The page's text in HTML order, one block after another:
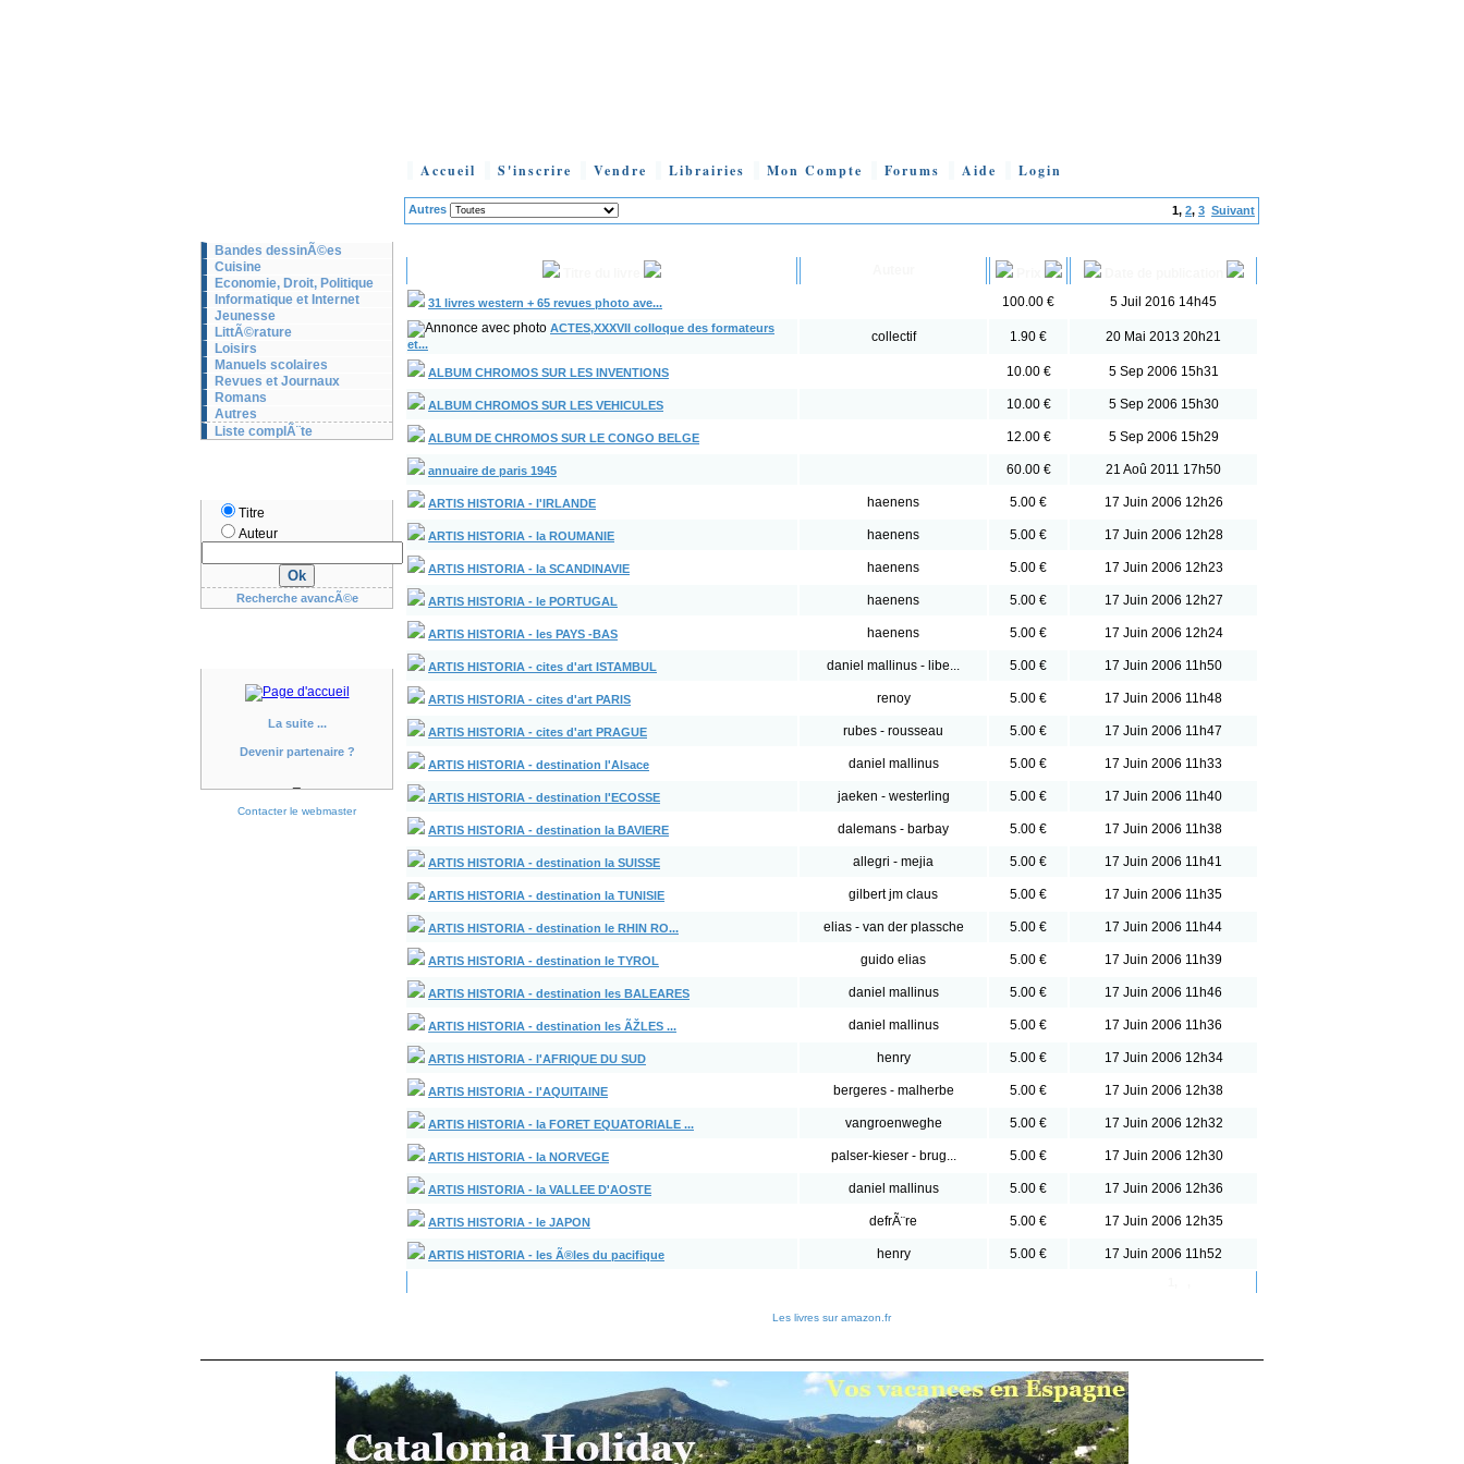
Accueil S'inscrire Vendre Librairies Mon Compte Forums Aide Login
Bandes dessinÃ©es
Cuisine
Economie, Droit, Politique
Informatique et Internet
Jeunesse
LittÃ©rature
Loisirs
Manuels scolaires
Revues et Journaux
Romans
Autres
Liste complÃ¨te
Titre
Auteur
Recherche avancÃ©e
La suite ...
Devenir partenaire ?
Contacter le webmaster
Autres 1, 2, 3 Suivant
Prix Date de publication
31 livres western + 65 revues photo ave... 100.00 € 5 Juil 2016 14h45
ACTES,XXXVII colloque des formateurs
et...
collectif 1.90 € 20 Mai 2013 20h21
ALBUM CHROMOS SUR LES INVENTIONS 10.00 € 5 Sep 2006 15h31
ALBUM CHROMOS SUR LES VEHICULES 10.00 € 5 Sep 2006 15h30
ALBUM DE CHROMOS SUR LE CONGO BELGE 12.00 € 5 Sep 2006 15h29
annuaire de paris 1945 60.00 € 21 Aoû 2011 17h50
ARTIS HISTORIA - l'IRLANDE haenens 5.00 € 17 Juin 2006 12h26
ARTIS HISTORIA - la ROUMANIE haenens 5.00 € 17 Juin 2006 12h28
ARTIS HISTORIA - la SCANDINAVIE haenens 5.00 € 17 Juin 2006 12h23
ARTIS HISTORIA - le PORTUGAL haenens 5.00 € 17 Juin 2006 12h27
ARTIS HISTORIA - les PAYS -BAS haenens 5.00 € 17 Juin 2006 12h24
ARTIS HISTORIA - cites d'art ISTAMBUL daniel mallinus - libe... 5.00 € 17 Juin 2006 11h50
ARTIS HISTORIA - cites d'art PARIS renoy 5.00 € 17 Juin 2006 11h48
ARTIS HISTORIA - cites d'art PRAGUE rubes - rousseau 5.00 € 17 Juin 2006 11h47
ARTIS HISTORIA - destination l'Alsace daniel mallinus 5.00 € 17 Juin 2006 11h33
ARTIS HISTORIA - destination l'ECOSSE jaeken - westerling 5.00 € 17 Juin 2006 11h40
ARTIS HISTORIA - destination la BAVIERE dalemans - barbay 5.00 € 17 Juin 2006 11h38
ARTIS HISTORIA - destination la SUISSE allegri - mejia 5.00 € 17 Juin 2006 11h41
ARTIS HISTORIA - destination la TUNISIE gilbert jm claus 5.00 € 17 Juin 2006 11h35
ARTIS HISTORIA - destination le RHIN RO... elias - van der plassche 5.00 € 17 Juin 2006 11h44
ARTIS HISTORIA - destination le TYROL guido elias 5.00 € 17 Juin 2006 11h39
ARTIS HISTORIA - destination les BALEARES daniel mallinus 5.00 € 17 Juin 2006 11h46
ARTIS HISTORIA - destination les ÃŽLES ... daniel mallinus 5.00 € 17 Juin 2006 11h36
ARTIS HISTORIA - l'AFRIQUE DU SUD henry 5.00 € 17 Juin 2006 12h34
ARTIS HISTORIA - l'AQUITAINE bergeres - malherbe 5.00 € 17 Juin 2006 12h38
ARTIS HISTORIA - la FORET EQUATORIALE ... vangroenweghe 5.00 € 17 Juin 2006 12h32
ARTIS HISTORIA - la NORVEGE palser-kieser - brug... 5.00 € 17 Juin 2006 12h30
ARTIS HISTORIA - la VALLEE D'AOSTE daniel mallinus 5.00 € 17 Juin 2006 12h36
ARTIS HISTORIA - le JAPON defrÃ¨re 5.00 € 17 Juin 2006 12h35
ARTIS HISTORIA - les Ã®les du pacifique henry 5.00 € 17 Juin 2006 11h52
Les livres sur amazon.fr